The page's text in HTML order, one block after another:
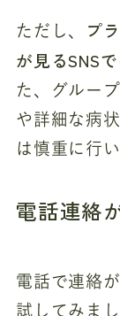
ただし、
プ
が見るSNS
た、グルー
や詳細な病
は慎重に行
電話連絡
電話で連絡
試してみまし